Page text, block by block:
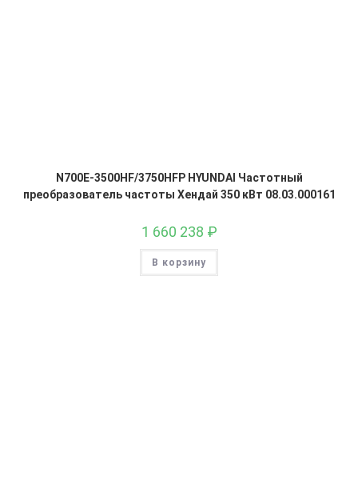
N700E-3500HF/3750HFP HYUNDAI Частотный
преобразователь частоты Хендай 350 кВт 08.03.000161
1 660 238 ₽
В корзину